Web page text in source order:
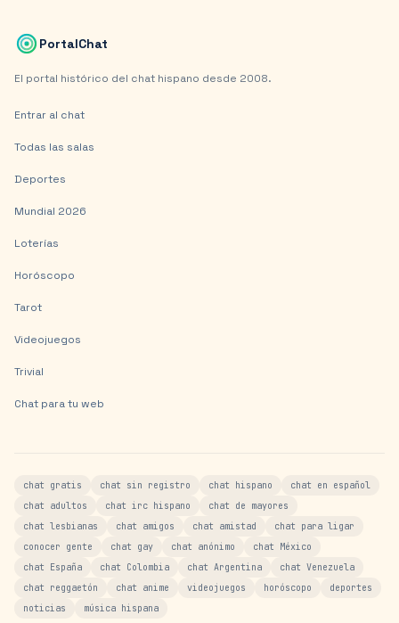
PortalChat
El portal histórico del chat hispano desde 2008.
Entrar al chat
Todas las salas
Deportes
Mundial 2026
Loterías
Horóscopo
Tarot
Videojuegos
Trivial
Chat para tu web
chat gratis chat sin registro chat hispano
chat en español
chat adultos
chat irc hispano
chat de mayores
chat lesbianas
chat amigos chat amistad
chat para ligar
conocer gente
chat gay chat anónimo
chat México
chat España
chat Colombia chat Argentina
chat Venezuela
chat reggaetón
chat anime videojuegos horóscopo
deportes
noticias
música hispana